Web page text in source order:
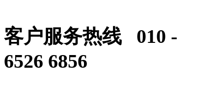
客户服务热线 010 -
6526 6856